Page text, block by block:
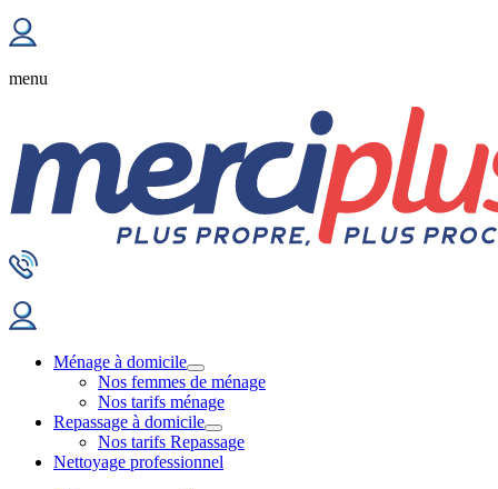
menu
Ménage à domicile
Nos femmes de ménage
Nos tarifs ménage
Repassage à domicile
Nos tarifs Repassage
Nettoyage professionnel